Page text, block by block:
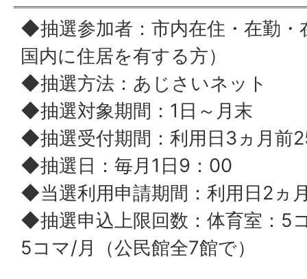
◆抽選参加者：市内在住・在勤・
国内に住居を有する方）
◆抽選方法：あじさいネット
◆抽選対象期間：1日～月末
◆抽選受付期間：利用日3ヵ月前
◆抽選日：毎月1日9：00
◆当選利用申請期間：利用日2ヵ
◆抽選申込上限回数：体育室：5
5コマ/月（公民館全7館で）